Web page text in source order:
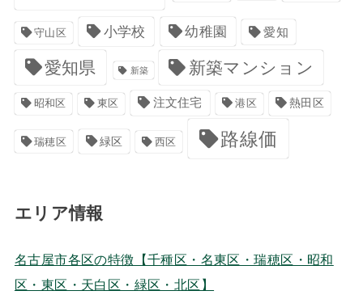
守山区 小学校 幼稚園 愛知
愛知県 新築 新築マンション
昭和区 東区 注文住宅 港区 熱田区
瑞穂区 緑区 西区 路線価
エリア情報
名古屋市各区の特徴【千種区・名東区・瑞穂区・昭和
区・東区・天白区・緑区・北区】